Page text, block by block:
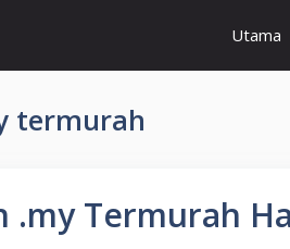
Utama
termurah
.my Termurah